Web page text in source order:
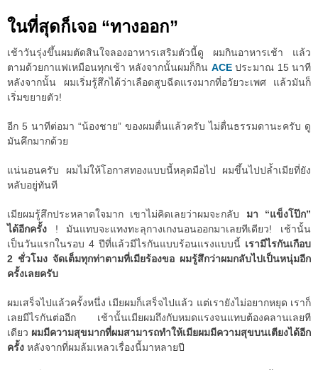
ในที่สุดก็เจอ “ทางออก”
เช้าวันรุ่งขึ้นผมตัดสินใจลองอาหารเสริมตัวนี้ดู ผมกินอาหารเช้า แล้ว
ตามด้วยกาแฟเหมือนทุกเช้า หลังจากนั้นผมก็กิน ACEประมาณ 15 นาที
หลังจากนั้น ผมเริ่มรู้สึกได้ว่าเลือดสูบฉีดแรงมากที่อวัยวะเพศ แล้วมันก็
เริ่มขยายตัว!
อีก 5 นาทีต่อมา “น้องชาย” ของผมตื่นแล้วครับ ไม่ตื่นธรรมดานะครับ ดู
มันคึกมากด้วย
แน่นอนครับ ผมไม่ให้โอกาสทองแบบนี้หลุดมือไป ผมขึ้นไปปล้ำเมียที่ยัง
หลับอยู่ทันที
เมียผมรู้สึกประหลาดใจมาก เขาไม่คิดเลยว่าผมจะกลับ มา “แข็งโป๊ก”
ได้อีกครั้ง ! มันแทบจะแทงทะลุกางเกงนอนออกมาเลยทีเดียว! เช้านั้น
เป็นวันแรกในรอบ 4 ปีที่แล้วมีไรกันแบบร้อนแรงแบบนี้ เรามีไรกันเกือบ
2 ชั่วโมง จัดเต็มทุกท่าตามที่เมียร้องขอ ผมรู้สึกว่าผมกลับไปเป็นหนุ่มอีก
ครั้งเลยครับ
ผมเสร็จไปแล้วครั้งหนึ่ง เมียผมก็เสร็จไปแล้ว แต่เรายังไม่อยากหยุด เราก็
เลยมีไรกันต่ออีก เช้านั้นเมียผมถึงกับหมดแรงจนแทบต้องคลานเลยที
เดียว ผมมีความสุขมากที่ผมสามารถทำให้เมียผมมีความสุขบนเตียงได้อีก
ครั้ง หลังจากที่ผมล้มเหลวเรื่องนี้มาหลายปี